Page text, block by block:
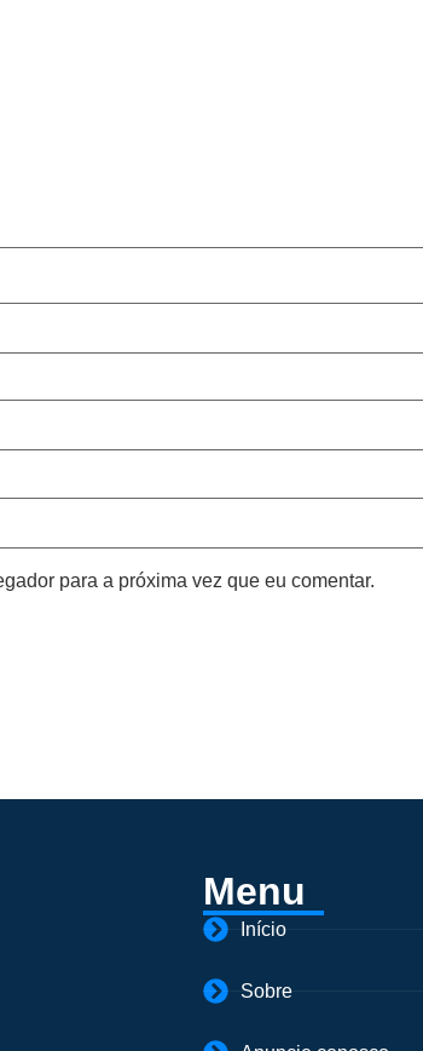
para a próxima vez que eu comentar.
Menu
Início
Sobre